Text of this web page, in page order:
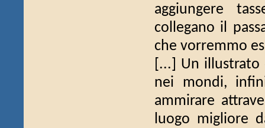
aggiungere
collegano il
che vorremmo
[...] Un
nei mondi,
ammirare
luogo migliore